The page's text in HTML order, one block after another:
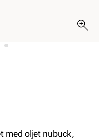
med oljet nubuck,